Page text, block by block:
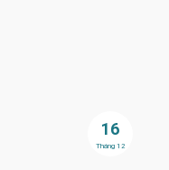
16
Tháng 12